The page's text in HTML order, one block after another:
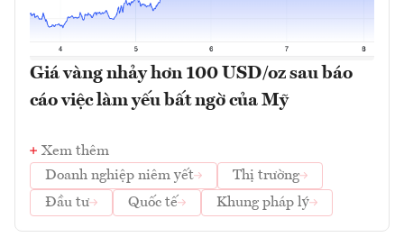
Giá vàng nhảy hơn 100 USD/oz sau báo
cáo việc làm yếu bất ngờ của Mỹ
Xem thêm
Doanh nghiệp niêm yết
Thị trường
Đầu tư
Quốc tế Khung pháp lý